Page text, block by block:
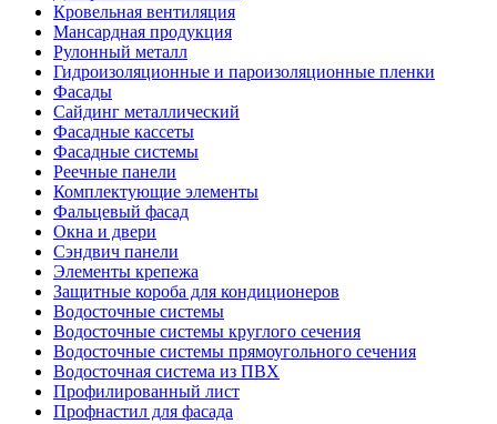
Кровельная вентиляция
Мансардная продукция
Рулонный металл
Гидроизоляционные и пароизоляционные пленки
Фасады
Сайдинг металлический
Фасадные кассеты
Фасадные системы
Реечные панели
Комплектующие элементы
Фальцевый фасад
Окна и двери
Сэндвич панели
Элементы крепежа
Защитные короба для кондиционеров
Водосточные системы
Водосточные системы круглого сечения
Водосточные системы прямоугольного сечения
Водосточная система из ПВХ
Профилированный лист
Профнастил для фасада